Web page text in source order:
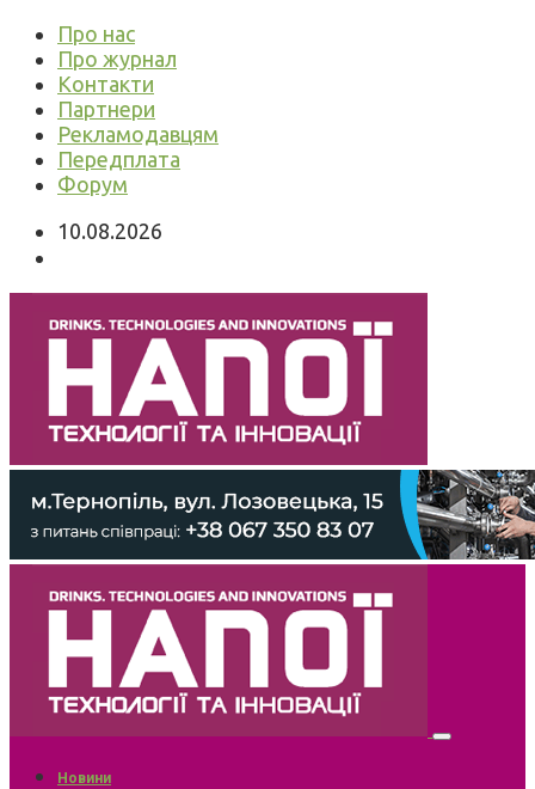
Про нас
Про журнал
Контакти
Партнери
Рекламодавцям
Передплата
Форум
10.08.2026
Новини